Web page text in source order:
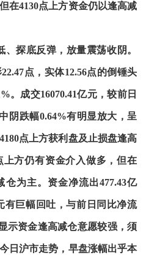
在4130点上方资金仍以逢高减
探底反弹，放量震荡收阴。
点，实体12.56点的倒锤头
。成交16070.41亿元，较前日
阴跌幅0.64%有明显放大，呈
点上方获利盘及止损盘逢高
上方仍有资金介入做多，但在
仓为主。资金净流出477.43亿
有巨幅回吐，与前日同比净流
示资金逢高减仓意愿较强，须
日沪市走势，早盘涨幅出乎本